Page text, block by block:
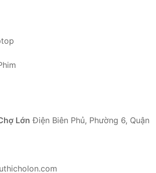
Lớn Điện Biên Phủ, Phường 6, Quận